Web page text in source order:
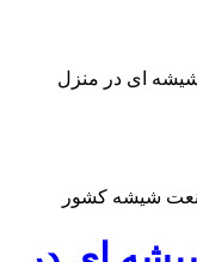
شیشه ای در منزل